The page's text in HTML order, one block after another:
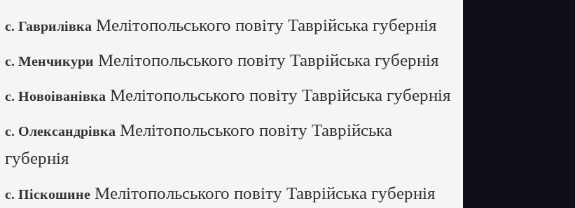
с. Гаврилівка Мелітопольського повіту Таврійська губернія
с. Менчикури Мелітопольського повіту Таврійська губернія
с. Новоіванівка Мелітопольського повіту Таврійська губернія
с. Олександрівка Мелітопольського повіту Таврійська
губернія
с. Піскошине Мелітопольського повіту Таврійська губернія